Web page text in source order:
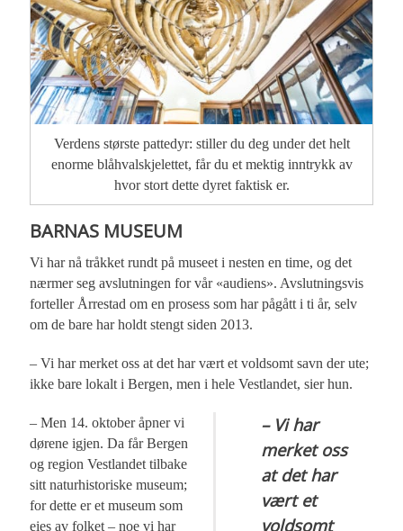
Verdens største pattedyr: stiller du deg under det helt
enorme blåhvalskjelettet, får du et mektig inntrykk av
hvor stort dette dyret faktisk er.
BARNAS MUSEUM
Vi har nå tråkket rundt på museet i nesten en time, og det
nærmer seg avslutningen for vår «audiens». Avslutningsvis
forteller Årrestad om en prosess som har pågått i ti år, selv
om de bare har holdt stengt siden 2013.
– Vi har merket oss at det har vært et voldsomt savn der ute;
ikke bare lokalt i Bergen, men i hele Vestlandet, sier hun.
– Vi har
merket oss
at det har
vært et
voldsomt
– Men 14. oktober åpner vi
dørene igjen. Da får Bergen
og region Vestlandet tilbake
sitt naturhistoriske museum;
for dette er et museum som
eies av folket – noe vi har